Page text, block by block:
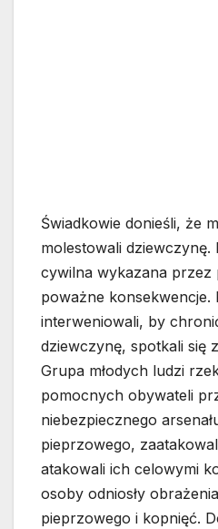
Świadkowie donieśli, że
molestowali dziewczynę.
cywilna wykazana przez
poważne konsekwencje.
interweniowali, by
dziewczynę, spotkali się
Grupa młodych ludzi
pomocnych obywateli
niebezpiecznego
pieprzowego,
atakowali ich celowymi
osoby odniosły
pieprzowego i kopnięć.